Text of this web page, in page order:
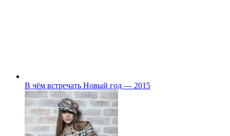
В чём встречать Новый год — 2015